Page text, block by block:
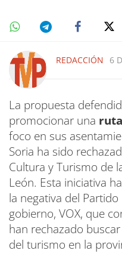
REDACCIÓN 6
La propuesta
promocionar una
foco en sus
Soria ha sido
Cultura y Turismo de
León. Esta iniciativa
la negativa del
gobierno, VOX, que
han rechazado
del turismo en la